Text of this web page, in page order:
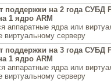
поддержки на 2 года СУБД
1 ядро ARM
аппаратные ядра или
виртуальному серверу
поддержки на 3 года СУБД
1 ядро ARM
аппаратные ядра или
виртуальному серверу